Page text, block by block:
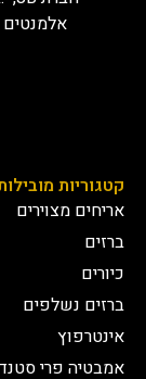
אלמנטים
קטגוריות
אריחים מצוירים
ברזים
כיורים
ברזים נשלפים
אינטרפוץ
אמבטיה פרי